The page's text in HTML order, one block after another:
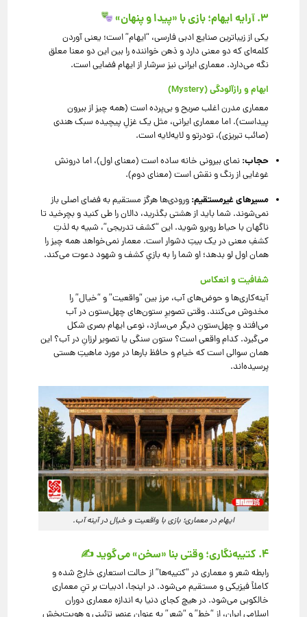
۳. آرایه ایهام؛ بازی با «پیدا و پنهان»
یکی از زیباترین صنایع ادبی فارسی، “ایهام” است؛ یعنی آوردن
کلمه‌ای که دو معنی دارد و ذهن خواننده را بین این دو معنا معلق
نگه می‌دارد. معماری ایرانی نیز سرشار از ایهام فضایی است.
ابهام و رازآلودگی (Mystery)
معماری مدرن اغلب صریح و بی‌پرده است (همه چیز از بیرون
پیداست). اما معماری ایرانی، مثل یک غزلِ پیچیده سبک هندی
(صائب تبریزی)، تودرتو و لایه‌لایه است.
حجاب: نمای بیرونی خانه ساده است (معنای اول)، اما درونش
غوغایی از رنگ و نقش است (معنای دوم).
مسیرهای غیرمستقیم: ورودی‌ها هرگز مستقیم به فضای اصلی باز
نمی‌شوند. شما باید از هشتی بگذرید، دالان را طی کنید و بچرخید تا
ناگهان با حیاط روبرو شوید. این “کشف تدریجی”، شبیه به لذتِ
کشفِ معنی در یک بیتِ دشوار است. معمار نمی‌خواهد همه چیز را
همان اول لو بدهد؛ او شما را به بازیِ کشف و شهود دعوت می‌کند.
شفافیت و انعکاس
آینه‌کاری‌ها و حوض‌های آب، مرز بین “واقعیت” و “خیال” را
مخدوش می‌کنند. وقتی تصویرِ ستون‌های چهل‌ستون در آب
می‌افتد و چهل‌ستونِ دیگر می‌سازد، نوعی ایهام بصری شکل
می‌گیرد. کدام واقعی است؟ ستون سنگی یا تصویر لرزانِ در آب؟ این
همان سوالی است که خیام و حافظ بارها در مورد ماهیتِ هستی
پرسیده‌اند.
ایهام در معماری؛ بازی با واقعیت و خیال در آینه آب.
۴. کتیبه‌نگاری؛ وقتی بنا «سخن» می‌گوید ✍️
رابطه شعر و معماری در “کتیبه‌ها” از حالت استعاری خارج شده و
کاملاً فیزیکی و مستقیم می‌شود. در اینجا، ادبیات بر تنِ معماری
خالکوبی می‌شود. در هیچ کجای دنیا به اندازه معماری دوران